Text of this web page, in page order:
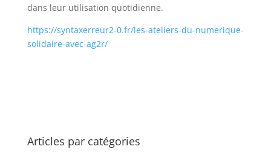
dans leur utilisation quotidienne.
https://syntaxerreur2-0.fr/les-ateliers-du-numerique-
solidaire-avec-ag2r/
Articles par catégories